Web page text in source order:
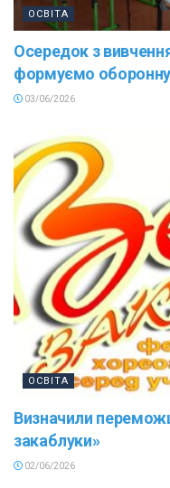
ОСВІТА
Осередок з
формуємо оборонну
03/06/2026
ОСВІТА
Визначили
закаблуки»
02/06/2026